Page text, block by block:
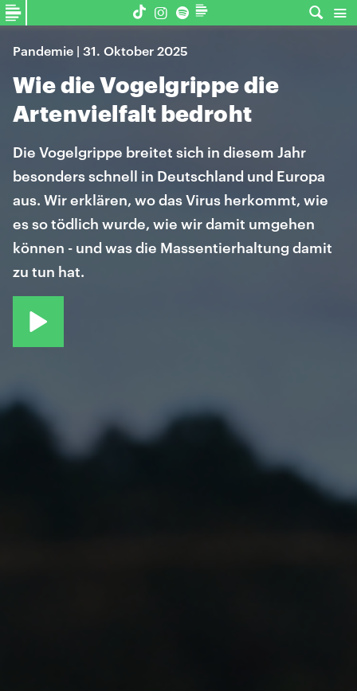
Pandemie | 31. Oktober 2025
Wie die Vogelgrippe die
Artenvielfalt bedroht
Die Vogelgrippe breitet sich in diesem Jahr
besonders schnell in Deutschland und Europa
aus. Wir erklären, wo das Virus herkommt, wie
es so tödlich wurde, wie wir damit umgehen
können - und was die Massentierhaltung damit
zu tun hat.